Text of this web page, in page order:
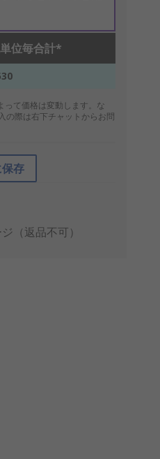
位毎合計*
って価格は変動します。な
の際は右下チャットからお問
存
（返品不可）